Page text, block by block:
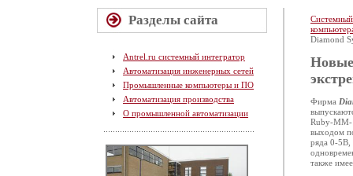
Разделы сайта
Antrel.ru системный интегратор
Автоматизация инженерных сетей
Промышленные компьютеры и ПО
Автоматизация производства
О промышленной автоматизации
Diamond
Новые
Фирма
Ruby-MM-
выходом
ряда 0-
также